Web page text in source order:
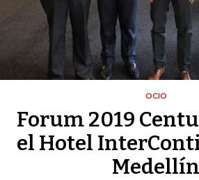
OCIO
Forum 2019
el Hotel
Medellín